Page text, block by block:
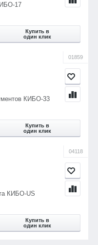
17
Купить в
один клик
01859
КИБО-33
Купить в
один клик
04118
КИБО-US
Купить в
один клик